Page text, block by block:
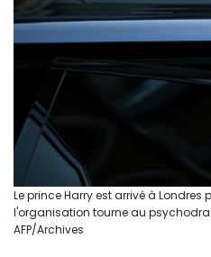
Le prince Harry est arrivé à Londres
l'organisation tourne au
AFP/Archives